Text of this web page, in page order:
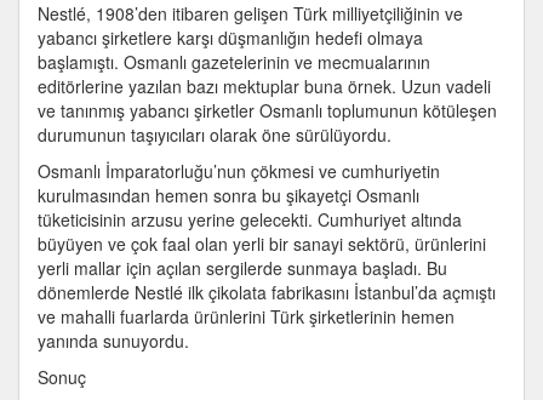
Nestlé, 1908’den itibaren gelişen Türk milliyetçiliğinin ve
yabancı şirketlere karşı düşmanlığın hedefi olmaya
başlamıştı. Osmanlı gazetelerinin ve mecmualarının
editörlerine yazılan bazı mektuplar buna örnek. Uzun vadeli
ve tanınmış yabancı şirketler Osmanlı toplumunun kötüleşen
durumunun taşıyıcıları olarak öne sürülüyordu.
Osmanlı İmparatorluğu’nun çökmesi ve cumhuriyetin
kurulmasından hemen sonra bu şikayetçi Osmanlı
tüketicisinin arzusu yerine gelecekti. Cumhuriyet altında
büyüyen ve çok faal olan yerli bir sanayi sektörü, ürünlerini
yerli mallar için açılan sergilerde sunmaya başladı. Bu
dönemlerde Nestlé ilk çikolata fabrikasını İstanbul’da açmıştı
ve mahalli fuarlarda ürünlerini Türk şirketlerinin hemen
yanında sunuyordu.
Sonuç